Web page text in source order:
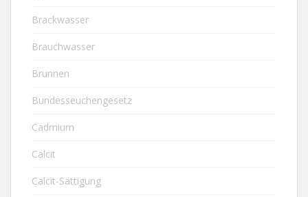
Brackwasser
Brauchwasser
Brunnen
Bundesseuchengesetz
Cadmium
Calcit
Calcit-Sättigung